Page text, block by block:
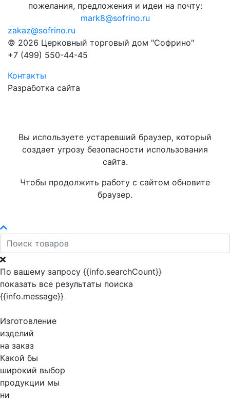
пожелания, предложения и идеи на почту:
mark8@sofrino.ru
zakaz@sofrino.ru
© 2026 Церковный торговый дом "Софрино"
+7 (499) 550-44-45
Контакты
Разработка сайта
Вы используете устаревший браузер, который
создает угрозу безопасности использования
сайта.
Чтобы продолжить работу с сайтом обновите
браузер.
По вашему запросу {{info.searchCount}}
показать все результаты поиска
{{info.message}}
Изготовление
изделий
на заказ
Какой бы
широкий выбор
продукции мы
ни